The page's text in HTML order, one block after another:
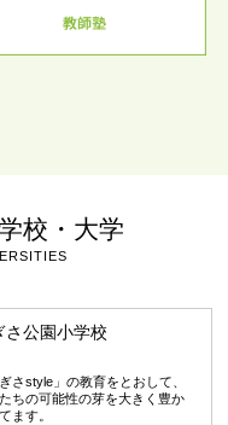
校・大学
さ公園小学校
ぎさstyle」の教育をとおして、
ちの可能性の芽を大きく豊か
ます。